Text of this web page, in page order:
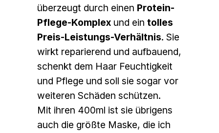
überzeugt durch einen Protein-
Pflege-Komplex und eintolles
Preis-Leistungs-Verhältnis. Sie
wirkt reparierend und aufbauend,
schenkt dem Haar Feuchtigkeit
und Pflege und soll sie sogar vor
weiteren Schäden schützen.
Mit ihren 400ml ist sie übrigens
auch die größte Maske, die ich